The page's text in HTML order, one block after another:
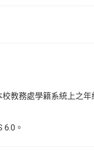
教務處學籍系統上之年
6.0。